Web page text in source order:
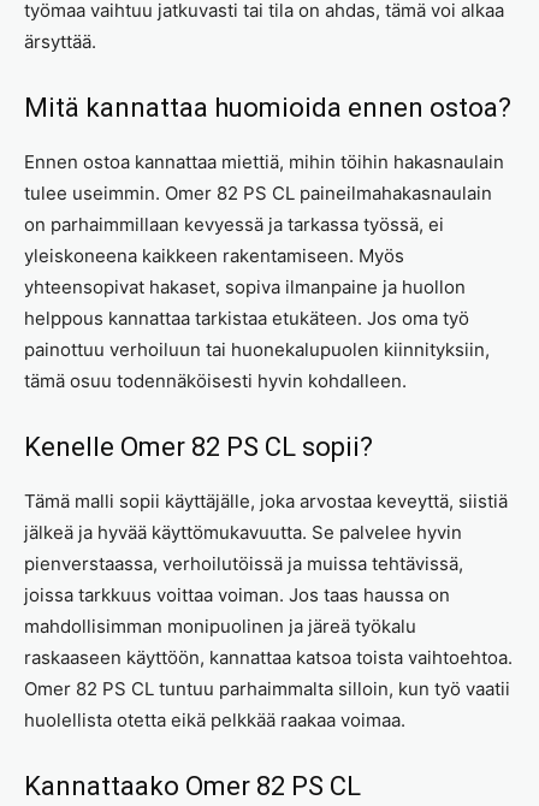
työmaa vaihtuu jatkuvasti tai tila on ahdas, tämä voi alkaa
ärsyttää.
Mitä kannattaa huomioida ennen ostoa?
Ennen ostoa kannattaa miettiä, mihin töihin hakasnaulain
tulee useimmin. Omer 82 PS CL paineilmahakasnaulain
on parhaimmillaan kevyessä ja tarkassa työssä, ei
yleiskoneena kaikkeen rakentamiseen. Myös
yhteensopivat hakaset, sopiva ilmanpaine ja huollon
helppous kannattaa tarkistaa etukäteen. Jos oma työ
painottuu verhoiluun tai huonekalupuolen kiinnityksiin,
tämä osuu todennäköisesti hyvin kohdalleen.
Kenelle Omer 82 PS CL sopii?
Tämä malli sopii käyttäjälle, joka arvostaa keveyttä, siistiä
jälkeä ja hyvää käyttömukavuutta. Se palvelee hyvin
pienverstaassa, verhoilutöissä ja muissa tehtävissä,
joissa tarkkuus voittaa voiman. Jos taas haussa on
mahdollisimman monipuolinen ja järeä työkalu
raskaaseen käyttöön, kannattaa katsoa toista vaihtoehtoa.
Omer 82 PS CL tuntuu parhaimmalta silloin, kun työ vaatii
huolellista otetta eikä pelkkää raakaa voimaa.
Kannattaako Omer 82 PS CL